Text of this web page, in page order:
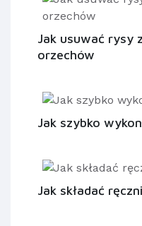
Jak usuwać rysy
orzechów
Jak szybko
Jak składać